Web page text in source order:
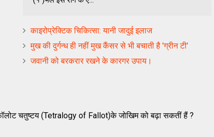
काइरोप्रेक्टिक चिकित्सा: यानी जादुई इलाज
मुख की दुर्गन्ध ही नहीं मुख कैंसर से भी बचाती है 'ग्रीन टी'
जवानी को बरकरार रखने के कारगर उपाय।
चतुष्टय (Tetralogy of Fallot)के जोखिम को बढ़ा सकतीं हैं ?